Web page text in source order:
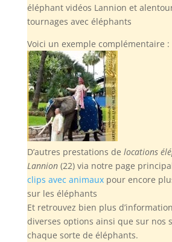
éléphant vidéos Lannion et
tournages avec éléphants
Voici un exemple complémentaire :
D’autres prestations de locations
Lannion(22) via notre page
clips avec animauxpour encore
sur les éléphants
Et retrouvez bien plus
diverses options ainsi que sur nos
chaque sorte de éléphants.